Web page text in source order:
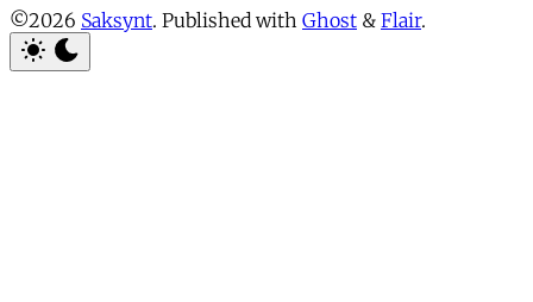
©2026 Saksynt. Published with Ghost & Flair.